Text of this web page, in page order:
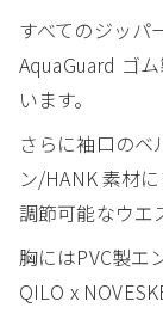
すべてのジッパ
AquaGuard ゴ
います。
さらに袖口のベ
ン/HANK 素材
調節可能なウエ
胸にはPVC製エ
QILO x